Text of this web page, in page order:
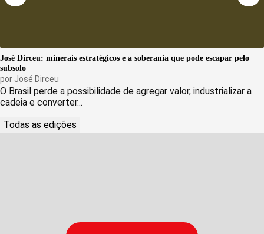
José Dirceu: minerais estratégicos e a soberania que pode escapar pelo
subsolo
por José Dirceu
O Brasil perde a possibilidade de agregar valor, industrializar a
cadeia e converter...
Todas as edições